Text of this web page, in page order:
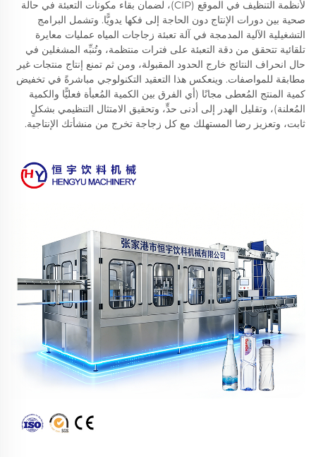
لأنظمة التنظيف في الموقع (CIP)، لضمان بقاء مكونات التعبئة في حالة
صحية بين دورات الإنتاج دون الحاجة إلى فكها يدويًّا. وتشمل البرامج
التشغيلية الآلية المدمجة في آلة تعبئة زجاجات المياه عمليات معايرة
تلقائية تتحقق من دقة التعبئة على فترات منتظمة، وتُنبِّه المشغلين في
حال انحراف النتائج خارج الحدود المقبولة، ومن ثم تمنع إنتاج منتجات غير
مطابقة للمواصفات. وينعكس هذا التعقيد التكنولوجي مباشرةً في تخفيض
كمية المنتج المُعطى مجانًا (أي الفرق بين الكمية المُعبأة فعليًّا والكمية
المُعلنة)، وتقليل الهدر إلى أدنى حدٍّ، وتحقيق الامتثال التنظيمي بشكلٍ
ثابت، وتعزيز رضا المستهلك مع كل زجاجة تخرج من منشأتك الإنتاجية.